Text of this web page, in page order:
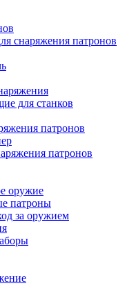
снаряжения патронов
для станков
патронов
патронов
оружие
патроны
за оружием